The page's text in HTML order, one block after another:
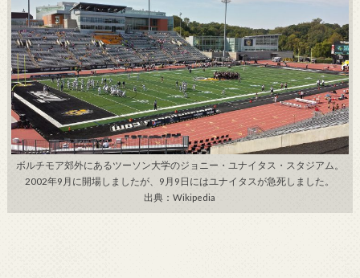
ボルチモア郊外にあるツーソン大学のジョニー・ユナイタス・スタジアム。
2002年9月に開場しましたが、9月9日にはユナイタスが急死しました。
出典：Wikipedia